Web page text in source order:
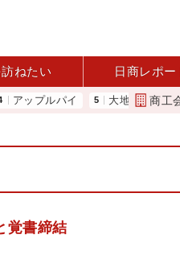
ねたい 日商レポー
パイ 大地は大きな可能性を
商工
覚書締結